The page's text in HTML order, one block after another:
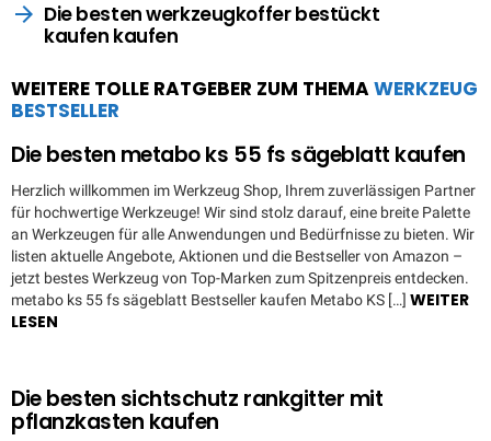
Die besten werkzeugkoffer bestückt
kaufen kaufen
WEITERE TOLLE RATGEBER ZUM THEMAWERKZEUG
BESTSELLER
Die besten metabo ks 55 fs sägeblatt kaufen
Herzlich willkommen im Werkzeug Shop, Ihrem zuverlässigen Partner
für hochwertige Werkzeuge! Wir sind stolz darauf, eine breite Palette
an Werkzeugen für alle Anwendungen und Bedürfnisse zu bieten. Wir
listen aktuelle Angebote, Aktionen und die Bestseller von Amazon –
jetzt bestes Werkzeug von Top-Marken zum Spitzenpreis entdecken.
metabo ks 55 fs sägeblatt Bestseller kaufen Metabo KS […] WEITER
LESEN
Die besten sichtschutz rankgitter mit
pflanzkasten kaufen